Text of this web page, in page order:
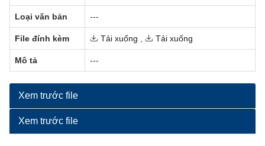
Loại văn bản ---
File đính kèm Tải xuống Tải xuống
Mô tả ---
Xem trước file
Xem trước file